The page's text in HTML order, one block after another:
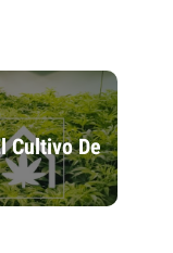
Cultivo De